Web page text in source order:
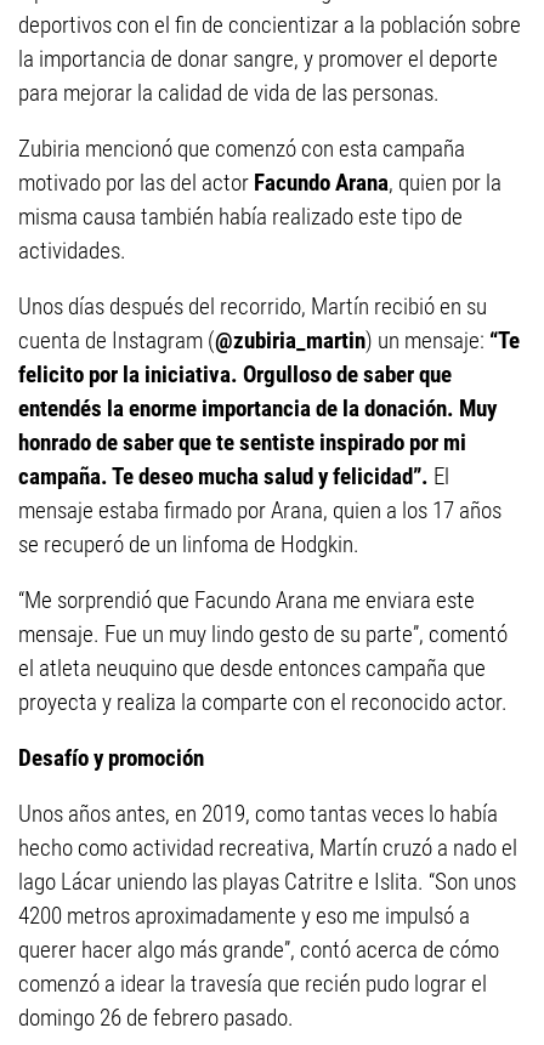
deportivos con el fin de concientizar a la población sobre
la importancia de donar sangre, y promover el deporte
para mejorar la calidad de vida de las personas.
Zubiria mencionó que comenzó con esta campaña
motivado por las del actor Facundo Arana, quien por la
misma causa también había realizado este tipo de
actividades.
Unos días después del recorrido, Martín recibió en su
cuenta de Instagram (@zubiria_martin) un mensaje: “Te
felicito por la iniciativa. Orgulloso de saber que
entendés la enorme importancia de la donación. Muy
honrado de saber que te sentiste inspirado por mi
campaña. Te deseo mucha salud y felicidad”. El
mensaje estaba firmado por Arana, quien a los 17 años
se recuperó de un linfoma de Hodgkin.
“Me sorprendió que Facundo Arana me enviara este
mensaje. Fue un muy lindo gesto de su parte”, comentó
el atleta neuquino que desde entonces campaña que
proyecta y realiza la comparte con el reconocido actor.
Desafío y promoción
Unos años antes, en 2019, como tantas veces lo había
hecho como actividad recreativa, Martín cruzó a nado el
lago Lácar uniendo las playas Catritre e Islita. “Son unos
4200 metros aproximadamente y eso me impulsó a
querer hacer algo más grande”, contó acerca de cómo
comenzó a idear la travesía que recién pudo lograr el
domingo 26 de febrero pasado.